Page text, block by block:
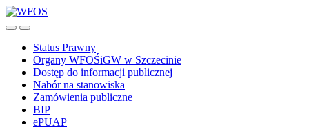
Skip
to
Search
Toggle
Menu
Status Prawny
Organy WFOŚiGW w Szczecinie
Dostęp do informacji publicznej
Nabór na stanowiska
Zamówienia publiczne
BIP
ePUAP